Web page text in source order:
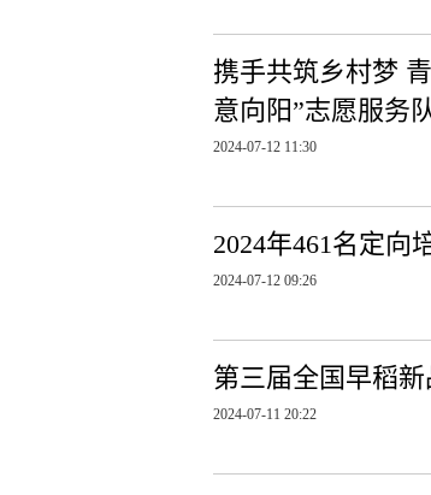
携手共筑乡村梦
意向阳”志愿服务
2024-07-12 11:30
2024年461名定向
2024-07-12 09:26
第三届全国早稻
2024-07-11 20:22